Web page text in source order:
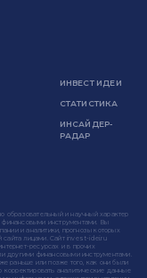
ИНВЕСТ ИДЕИ
СТАТИСТИКА
ИНСАЙДЕР-
РАДАР
образовательный и научный характер
инструментами. Вы
и аналитики, прогнозы которых
лицами. Сайт invest-idei.ru
ресурсах и в прочих
другими финансовыми инструментами.
раньше или позже того, как они были
аналитические данные